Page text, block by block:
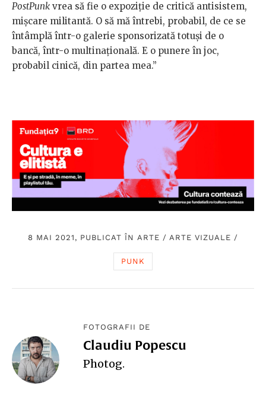
PostPunk vrea să fie o expoziție de critică antisistem,
mișcare militantă. O să mă întrebi, probabil, de ce se
întâmplă într-o galerie sponsorizată totuși de o
bancă, într-o multinațională. E o punere în joc,
probabil cinică, din partea mea.”
8 MAI 2021, PUBLICAT ÎN ARTE / ARTE VIZUALE /
PUNK
FOTOGRAFII DE
Claudiu Popescu
Photog.